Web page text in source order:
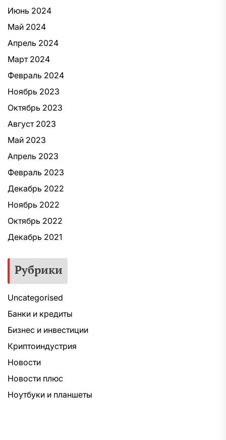
Июнь 2024
Май 2024
Апрель 2024
Март 2024
Февраль 2024
Ноябрь 2023
Октябрь 2023
Август 2023
Май 2023
Апрель 2023
Февраль 2023
Декабрь 2022
Ноябрь 2022
Октябрь 2022
Декабрь 2021
Рубрики
Uncategorised
Банки и кредиты
Бизнес и инвестиции
Криптоиндустрия
Новости
Новости плюс
Ноутбуки и планшеты